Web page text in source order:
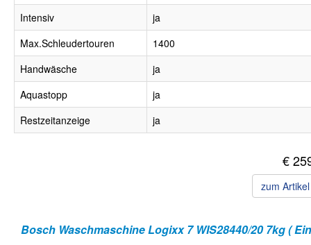
Intensiv
ja
Max.Schleudertouren
1400
Handwäsche
ja
Aquastopp
ja
Restzeitanzeige
ja
€
zum